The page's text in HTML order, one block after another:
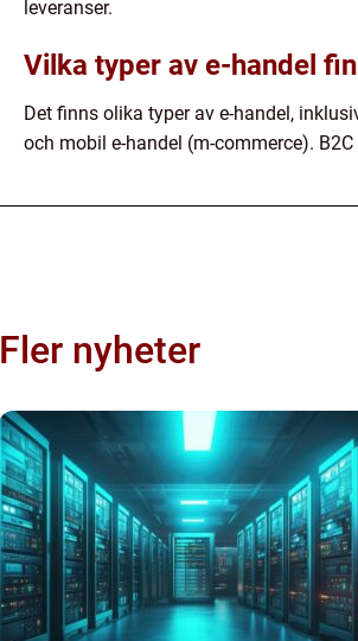
leveranser.
Vilka typer av e-handel
Det finns olika typer av e-handel,
och mobil e-handel (m-commerce).
Fler nyheter